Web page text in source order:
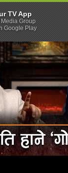
TV App
Media Group
Google Play